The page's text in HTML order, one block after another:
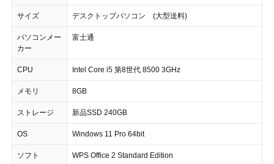
サイズ デスクトップパソコン (大型送料)
パソコンメー
カー
富士通
CPU Intel Core i5 第8世代 8500 3GHz
メモリ 8GB
ストレージ 新品SSD 240GB
OS Windows 11 Pro 64bit
ソフト WPS Office 2 Standard Edition